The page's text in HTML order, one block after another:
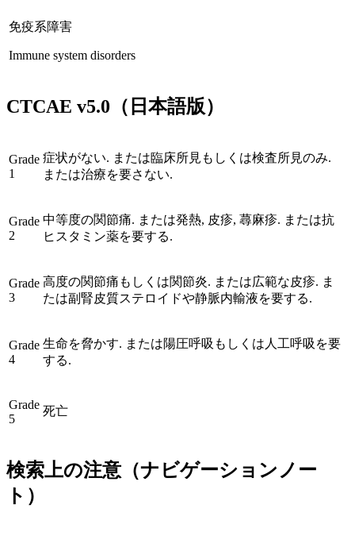
免疫系障害
Immune system disorders
CTCAE v5.0 （日本語版）
Grade
1
症状がない. または臨床所見もしくは検査所見のみ.
または治療を要さない.
Grade
2
中等度の関節痛. または発熱, 皮疹, 蕁麻疹. または抗
ヒスタミン薬を要する.
Grade
3
高度の関節痛もしくは関節炎. または広範な皮疹. ま
たは副腎皮質ステロイドや静脈内輸液を要する.
Grade
4
生命を脅かす. または陽圧呼吸もしくは人工呼吸を要
する.
Grade
5
死亡
検索上の注意（ナビゲーションノー
ト）